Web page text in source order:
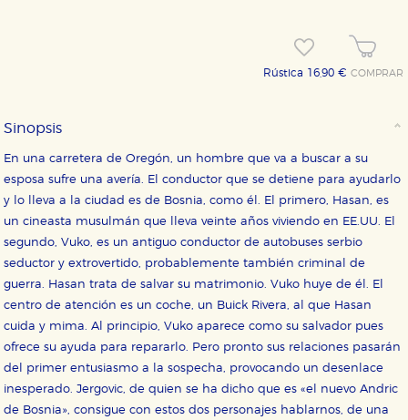
Rústica 16,90 €COMPRAR
Sinopsis
En una carretera de Oregón, un hombre que va a buscar a su
esposa sufre una avería. El conductor que se detiene para ayudarlo
y lo lleva a la ciudad es de Bosnia, como él. El primero, Hasan, es
un cineasta musulmán que lleva veinte años viviendo en EE.UU. El
segundo, Vuko, es un antiguo conductor de autobuses serbio
seductor y extrovertido, probablemente también criminal de
guerra. Hasan trata de salvar su matrimonio. Vuko huye de él. El
centro de atención es un coche, un Buick Rivera, al que Hasan
cuida y mima. Al principio, Vuko aparece como su salvador pues
ofrece su ayuda para repararlo. Pero pronto sus relaciones pasarán
del primer entusiasmo a la sospecha, provocando un desenlace
inesperado. Jergovic, de quien se ha dicho que es «el nuevo Andric
de Bosnia», consigue con estos dos personajes hablarnos, de una